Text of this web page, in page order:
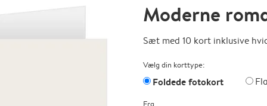
Moderne
Sæt med 10 kort inklusive
Vælg din korttype:
Foldede fotokort
Fra